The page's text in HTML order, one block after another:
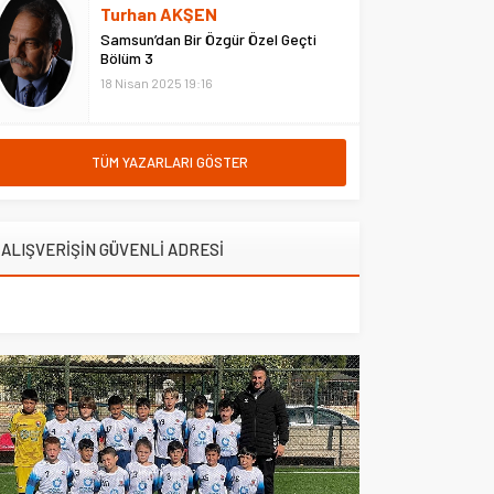
Belediyesi ile AFAD arasında
imzalanan protokol
kapsamında, yaklaşık 10 bin
Turhan AKŞEN
Samsun’dan Bir Özgür Özel Geçti
Bölüm 3
18 Nisan 2025 19:16
TÜM YAZARLARI GÖSTER
ALIŞVERİŞİN GÜVENLİ ADRESİ